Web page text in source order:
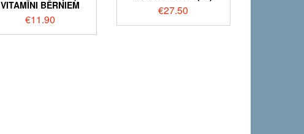
VITAMĪNI BĒRNIEM
€11.90
€27.50